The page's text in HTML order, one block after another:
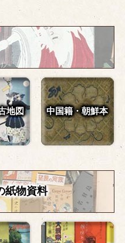
地図 中国籍・朝鮮本
紙物資料